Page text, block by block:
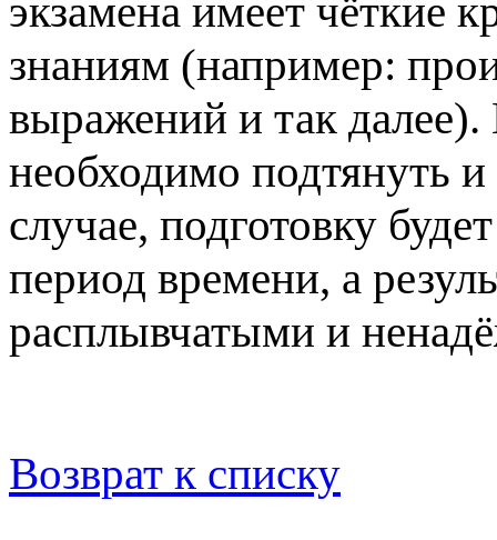
экзамена имеет чёткие
знаниям (например:
выражений и так
необходимо подтянуть
случае, подготовку
период времени, а
расплывчатыми и
Возврат к списку